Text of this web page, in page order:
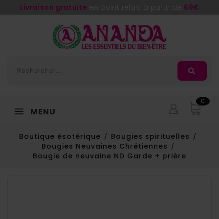
Livraison gratuite 69€
MENU
0
Boutique ésotérique
Bougies spirituelles
Bougies Neuvaines Chrétiennes
Bougie de neuvaine ND Garde + prière